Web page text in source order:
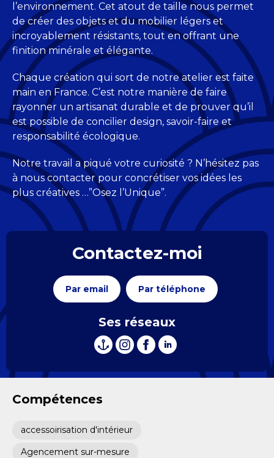
l’environnement. Cet atout de taille nous permet
de créer des objets et du mobilier légers et
incroyablement résistants, tout en offrant une
finition minérale et élégante.
Chaque création qui sort de notre atelier est faite
main en France. C’est notre manière de faire
rayonner un artisanat durable et de prouver qu’il
est possible de concilier design, savoir-faire et
responsabilité écologique.
Notre travail a piqué votre curiosité ? N’hésitez pas
à nous contacter pour concrétiser vos idées les
plus créatives …”Osez l’Unique”.
Contactez-moi
Par email Par téléphone
Ses réseaux
Compétences
accessoirisation d'intérieur
Agencement sur-mesure